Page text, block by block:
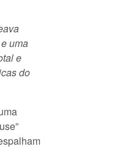
uma
e
do